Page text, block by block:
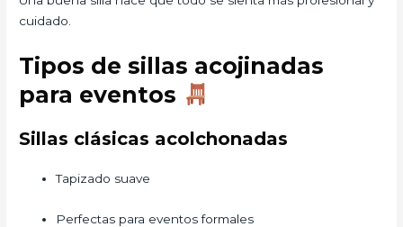
cuidado.
Tipos de sillas acojinadas
para eventos
Sillas clásicas acolchonadas
Tapizado suave
Perfectas para eventos formales